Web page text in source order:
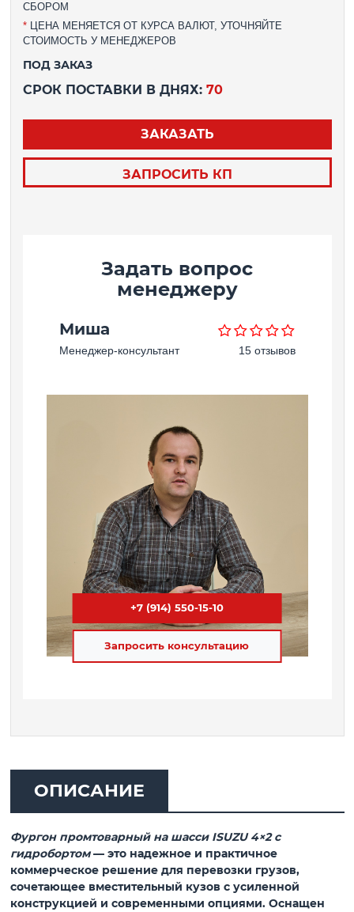
СБОРОМ
*ЦЕНА МЕНЯЕТСЯ ОТ КУРСА ВАЛЮТ, УТОЧНЯЙТЕ
СТОИМОСТЬ У МЕНЕДЖЕРОВ
ПОД ЗАКАЗ
СРОК ПОСТАВКИ В ДНЯХ: 70
ЗАКАЗАТЬ
ЗАПРОСИТЬ КП
Задать вопрос
менеджеру
Миша
Менеджер-консультант 15 отзывов
+7 (914) 550-15-10
Запросить консультацию
ОПИСАНИЕ
Фургон промтоварный на шасси ISUZU 4×2 с
гидробортом— это надежное и практичное
коммерческое решение для перевозки грузов,
сочетающее вместительный кузов с усиленной
конструкцией и современными опциями. Оснащен